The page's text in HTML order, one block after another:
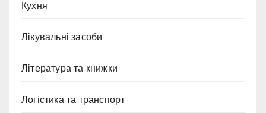
Кухня
Лікувальні засоби
Література та книжки
Логістика та транспорт